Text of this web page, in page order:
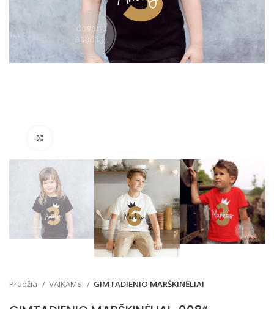
Pradžia VAIKAMS GIMTADIENIO MARŠKINĖLIAI